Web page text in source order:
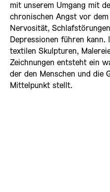
mit unserem Umgang mit
chronischen Angst vor
Nervosität,
Depressionen führen kann.
textilen Skulpturen,
Zeichnungen entsteht ein
der den Menschen und die
Mittelpunkt stellt.